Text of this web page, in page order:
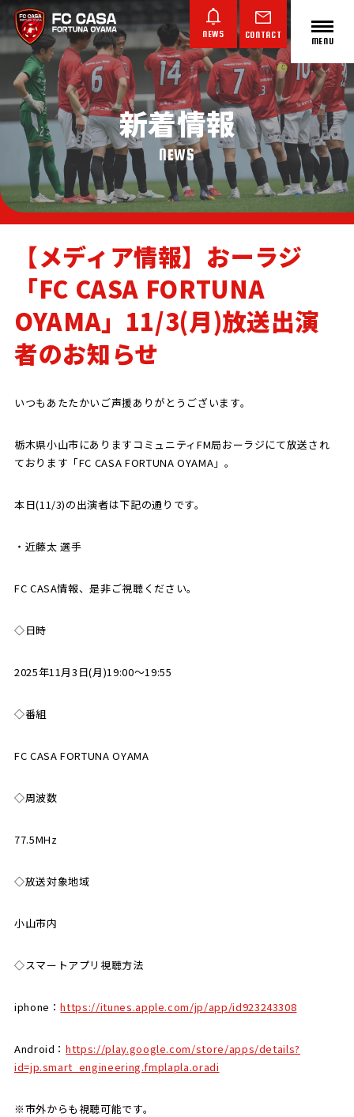
NEWS CONTACT
ABOUT FC CASA
クラブ概要
TOP TEAM
トップチーム
JUNIOR YOUTH
ジュニアユース
JUNIOR
ジュニア
SCHOOL
スクール
CP SOCCER
CPサッカー
SPORTS
CASA
パートナー
NEWS
MENU
新着情報
NEWS
【メディア情報】おーラジ
「FC CASA FORTUNA
OYAMA」11/3(月)放送出演
者のお知らせ
いつもあたたかいご声援ありがとうございます。
栃木県小山市にありますコミュニティFM局おーラジにて放送され
ております「FC CASA FORTUNA OYAMA」。
本日(11/3)の出演者は下記の通りです。
・近藤太 選手
FC CASA情報、是非ご視聴ください。
◇日時
2025年11月3日(月)19:00～19:55
◇番組
FC CASA FORTUNA OYAMA
◇周波数
77.5MHz
◇放送対象地域
小山市内
◇スマートアプリ視聴方法
iphone：https://itunes.apple.com/jp/app/id923243308
Android：https://play.google.com/store/apps/details?
id=jp.smart_engineering.fmplapla.oradi
※市外からも視聴可能です。